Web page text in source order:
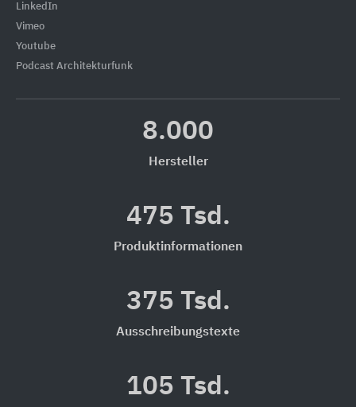
LinkedIn
Vimeo
Youtube
Podcast Architekturfunk
8.000
Hersteller
475 Tsd.
Produktinformationen
375 Tsd.
Ausschreibungstexte
105 Tsd.